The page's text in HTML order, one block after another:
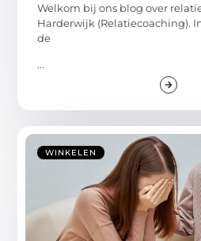
Welkom bij ons blog over
Harderwijk (Relatiecoaching).
de
...
WINKELEN